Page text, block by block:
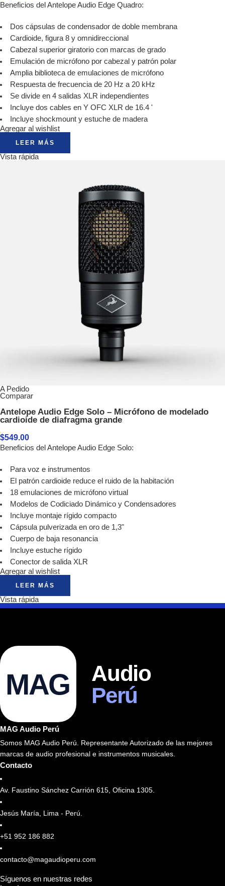
Beneficios del Antelope Audio Edge Quadro:
Dos cápsulas de condensador de doble membrana
Cardioide, figura 8 y omnidireccional
Cabezal superior giratorio con marcas de grado
Emulación de micrófono por cabezal y patrón polar
Amplia biblioteca de emulaciones de micrófono
Respuesta de frecuencia de 20 Hz a 20 kHz
Se divide en 4 salidas XLR independientes
Incluye dos cables en Y OFC XLR de 16.4 '
Incluye shockmount y estuche de madera
Agregar al wishlist
LEER MÁS
Vista rápida
A Pedido
Comparar
Antelope Audio Edge Solo – Micrófono de modelado
cardioide de diafragma grande
$549.00
Beneficios del Antelope Audio Edge Solo:
Para voz e instrumentos
El patrón cardioide reduce el ruido de la habitación
18 emulaciones de micrófono virtual
Modelos de Codiciado Dinámico y Condensadores
Incluye montaje rígido compacto
Cápsula pulverizada en oro de 1,3"
Cuerpo de baja resonancia
Incluye estuche rígido
Conector de salida XLR
Agregar al wishlist
LEER MÁS
Vista rápida
MAG
Audio
Perú
MAG Audio Perú
Somos MAG Audio Perú. Representante Autorizado de las mejores
marcas de audio profesional e instrumentos musicales.
Contacto
Av. Faustino Sánchez Carrión 615, Oficina 1305.
Jesús María, Lima - Perú.
+51 952 186 882
contacto@magaudioperu.com
Síguenos en nuestras redes